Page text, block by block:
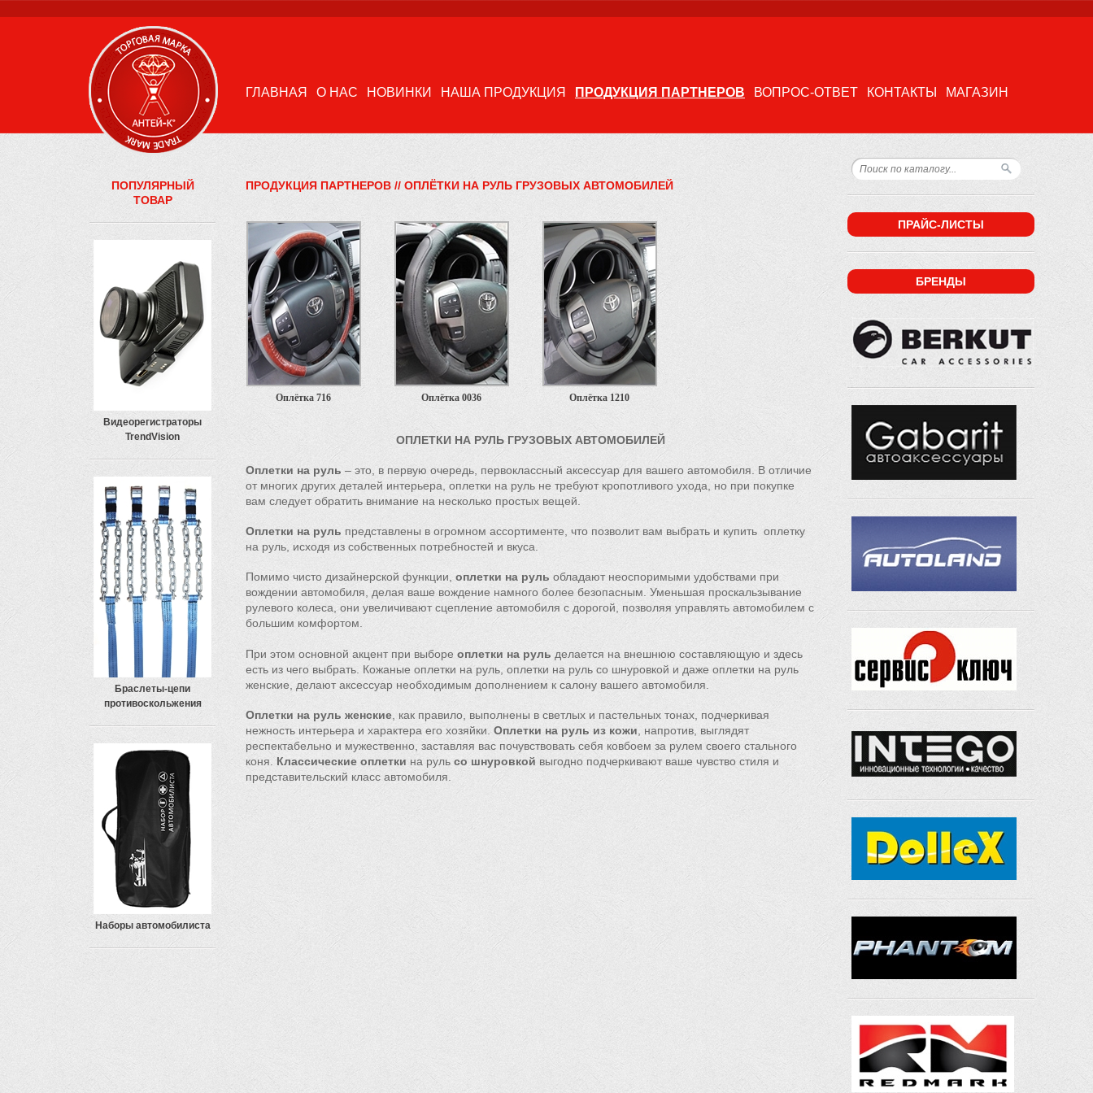
ГЛАВНАЯ О НАС НОВИНКИ НАША ПРОДУКЦИЯ ПРОДУКЦИЯ ПАРТНЕРОВ ВОПРОС-ОТВЕТ КОНТАКТЫ МАГАЗИН
ПРОДУКЦИЯ ПАРТНЕРОВ // ОПЛЁТКИ НА РУЛЬ ГРУЗОВЫХ АВТОМОБИЛЕЙ
Оплётка 716 Оплётка 0036 Оплётка 1210
ОПЛЕТКИ НА РУЛЬ ГРУЗОВЫХ АВТОМОБИЛЕЙ
Оплетки на руль – это, в первую очередь, первоклассный аксессуар для вашего автомобиля. В отличие
от многих других деталей интерьера, оплетки на руль не требуют кропотливого ухода, но при покупке
вам следует обратить внимание на несколько простых вещей.
Оплетки на руль представлены в огромном ассортименте, что позволит вам выбрать и купить оплетку
на руль, исходя из собственных потребностей и вкуса.
Помимо чисто дизайнерской функции, оплетки на руль обладают неоспоримыми удобствами при
вождении автомобиля, делая ваше вождение намного более безопасным. Уменьшая проскальзывание
рулевого колеса, они увеличивают сцепление автомобиля с дорогой, позволяя управлять автомобилем с
большим комфортом.
При этом основной акцент при выборе оплетки на руль делается на внешнюю составляющую и здесь
есть из чего выбрать. Кожаные оплетки на руль, оплетки на руль со шнуровкой и даже оплетки на руль
женские, делают аксессуар необходимым дополнением к салону вашего автомобиля.
Оплетки на руль женские , как правило, выполнены в светлых и пастельных тонах, подчеркивая
нежность интерьера и характера его хозяйки. Оплетки на руль из кожи , напротив, выглядят
респектабельно и мужественно, заставляя вас почувствовать себя ковбоем за рулем своего стального
коня. Классические оплетки на руль со шнуровкой выгодно подчеркивают ваше чувство стиля и
представительский класс автомобиля.
ПОПУЛЯРНЫЙ
ТОВАР
Видеорегистраторы
TrendVision
Браслеты-цепи
противоскольжения
Наборы автомобилиста
ПРАЙС-ЛИСТЫ
БРЕНДЫ